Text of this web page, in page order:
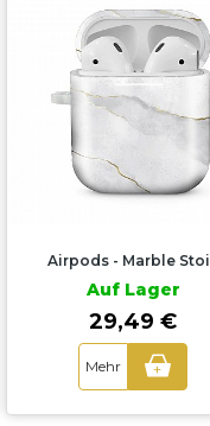
Airpods - Marble
Auf Lager
29,49 €
Mehr +